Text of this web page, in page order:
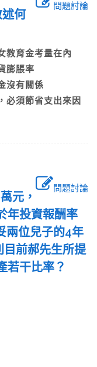
問題討論
何
教育金考量在內
膨脹率
沒有關係
必須節省支出來因
問題討論
元，
年投資報酬率
兩位兒子的4年
前郝先生所提
若干比率？